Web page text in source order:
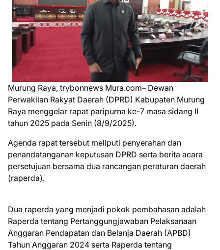
Murung Raya, trybonnews Mura.com– Dewan
Perwakilan Rakyat Daerah (DPRD) Kabupaten Murung
Raya menggelar rapat paripurna ke-7 masa sidang II
tahun 2025 pada Senin (8/9/2025).
Agenda rapat tersebut meliputi penyerahan dan
penandatanganan keputusan DPRD serta berita acara
persetujuan bersama dua rancangan peraturan daerah
(raperda).
Dua raperda yang menjadi pokok pembahasan adalah
Raperda tentang Pertanggungjawaban Pelaksanaan
Anggaran Pendapatan dan Belanja Daerah (APBD)
Tahun Anggaran 2024 serta Raperda tentang